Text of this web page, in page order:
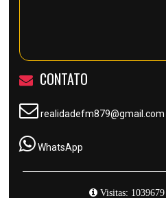
CONTATO
realidadefm879@gmail.com
WhatsApp
Visitas: 1039679|